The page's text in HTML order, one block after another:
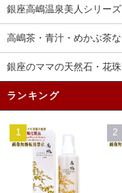
銀座高嶋温泉美人シリーズ
高嶋茶・青汁・めかぶ茶
銀座のママの天然石・花
ランキング
1 2